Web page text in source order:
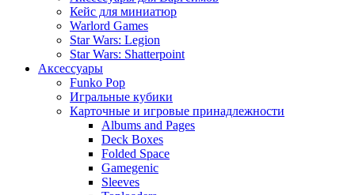
Кейс для миниатюр
Warlord Games
Star Wars: Legion
Star Wars: Shatterpoint
Аксессуары
Funko Pop
Игральные кубики
Карточные и игровые принадлежности
Albums and Pages
Deck Boxes
Folded Space
Gamegenic
Sleeves